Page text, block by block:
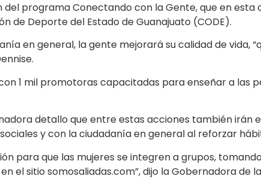
programa Conectando con la Gente, que en esta
de Deporte del Estado de Guanajuato (CODE).
en general, la gente mejorará su calidad de vida,
1 mil promotoras capacitadas para enseñar a las
detallo que entre estas acciones también irán
y con la ciudadanía en general al reforzar
para que las mujeres se integren a grupos,
el sitio somosaliadas.com”, dijo la Gobernadora de